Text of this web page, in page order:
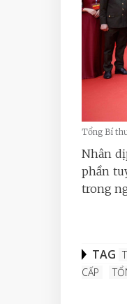
Tổng Bí
Nhân
phần
trong
TAG
CẤP